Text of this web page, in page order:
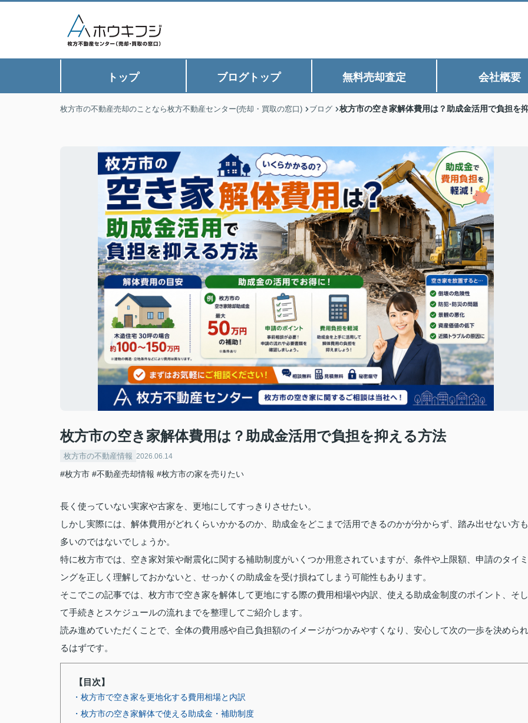
トップ ブログトップ 無料売却査定 会社概要
枚方市の不動産売却のことなら枚方不動産センター(売却・買取の窓口) ブログ 枚方市の空き家解体費用は？助成金活用で負担を
枚方市の空き家解体費用は？助成金活用で負担を抑える方法
枚方市の不動産情報 2026.06.14
#枚方市 #不動産売却情報 #枚方市の家を売りたい
長く使っていない実家や古家を、更地にしてすっきりさせたい。
しかし実際には、解体費用がどれくらいかかるのか、助成金をどこまで活用できるのかが分からず、踏み出せない方も
多いのではないでしょうか。
特に枚方市では、空き家対策や耐震化に関する補助制度がいくつか用意されていますが、条件や上限額、申請のタイミ
ングを正しく理解しておかないと、せっかくの助成金を受け損ねてしまう可能性もあります。
そこでこの記事では、枚方市で空き家を解体して更地にする際の費用相場や内訳、使える助成金制度のポイント、そし
て手続きとスケジュールの流れまでを整理してご紹介します。
読み進めていただくことで、全体の費用感や自己負担額のイメージがつかみやすくなり、安心して次の一歩を決められ
るはずです。
【目次】
・枚方市で空き家を更地化する費用相場と内訳
・枚方市の空き家解体で使える助成金・補助制度